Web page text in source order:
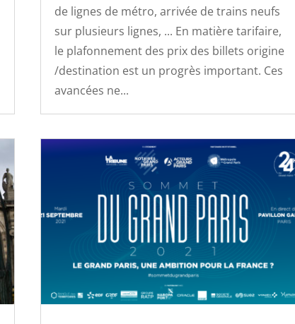
de lignes de métro, arrivée de trains neufs
sur plusieurs lignes, ... En matière tarifaire,
le plafonnement des prix des billets origine
/destination est un progrès important. Ces
avancées ne...